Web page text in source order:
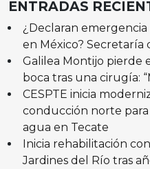
ENTRADAS
¿Declaran
en México? Secretaría
Galilea Montijo pierde
boca tras una cirugía:
CESPTE inicia
conducción norte
agua en Tecate
Inicia rehabilitación
Jardines del Río tras